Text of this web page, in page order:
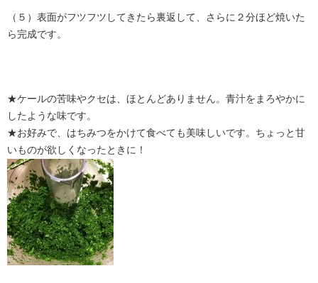
（５）表面がフツフツしてきたら裏返して、さらに２分ほど焼いた
ら完成です。
★ケールの苦味やクセは、ほとんどありません。青汁をまろやかに
したような味です。
★お好みで、はちみつをかけて食べても美味しいです。ちょっと甘
いものが欲しくなったときに！